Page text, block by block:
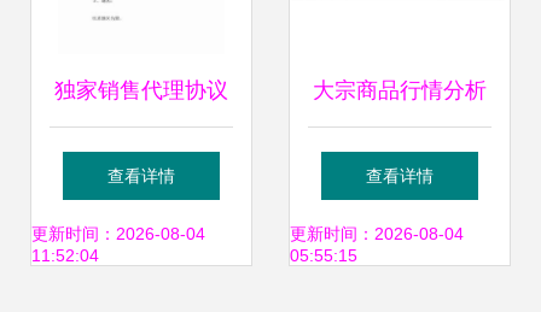
独家销售代理协议
（软件开发类）
查看详情
更新时间：2026-08-04
11:52:04
大宗商品行情分析
软件开发定制全解
厂家选择与价格考
查看详情
更新时间：2026-08-04
05:55:15